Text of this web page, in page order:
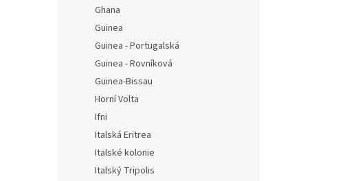
Ghana
Guinea
Guinea - Portugalská
Guinea - Rovníková
Guinea-Bissau
Horní Volta
Ifni
Italská Eritrea
Italské kolonie
Italský Tripolis